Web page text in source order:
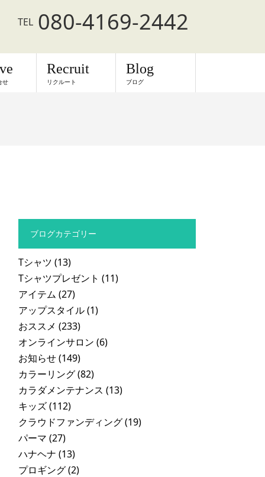
TEL 080-4169-2442
せ
Recruit
リクルート
Blog
ブログ
ブログカテゴリー
Tシャツ (13)
Tシャツプレゼント (11)
アイテム (27)
アップスタイル(1)
おススメ (233)
オンラインサロン (6)
お知らせ(149)
カラーリング(82)
カラダメンテナンス (13)
キッズ(112)
クラウドファンディング(19)
パーマ (27)
ハナヘナ (13)
プロギング(2)